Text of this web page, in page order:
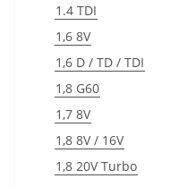
1.4 TDI
1,6 8V
1,6 D / TD / TDI
1,8 G60
1,7 8V
1,8 8V / 16V
1,8 20V Turbo